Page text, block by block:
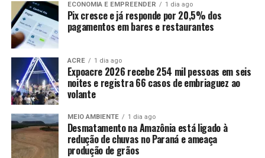
ECONOMIA E EMPREENDER 1 dia ago
Pix cresce e já responde por 20,5% dos
pagamentos em bares e restaurantes
ACRE 1 dia ago
Expoacre 2026 recebe 254 mil pessoas em seis
noites e registra 66 casos de embriaguez ao
volante
MEIO AMBIENTE 1 dia ago
Desmatamento na Amazônia está ligado à
redução de chuvas no Paraná e ameaça
produção de grãos